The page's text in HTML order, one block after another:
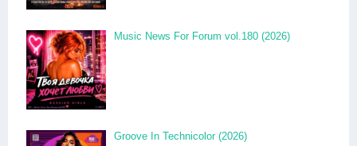
Music News For Forum vol.180 (2026)
Groove In Technicolor (2026)